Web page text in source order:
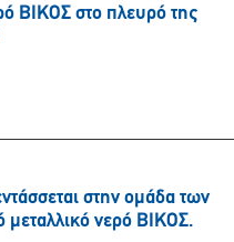
ΒΙΚΟΣ στο πλευρό της
στην ομάδα των
μεταλλικό νερό ΒΙΚΟΣ.